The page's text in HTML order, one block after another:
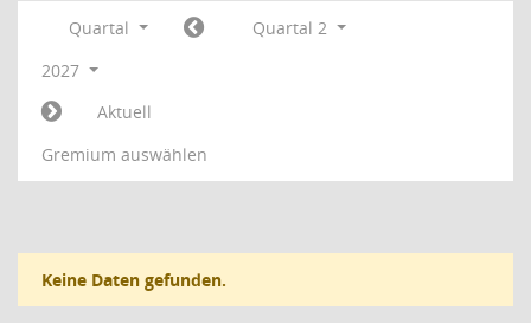
Quartal
Quartal 2
2027
Aktuell
Gremium auswählen
Keine Daten gefunden.